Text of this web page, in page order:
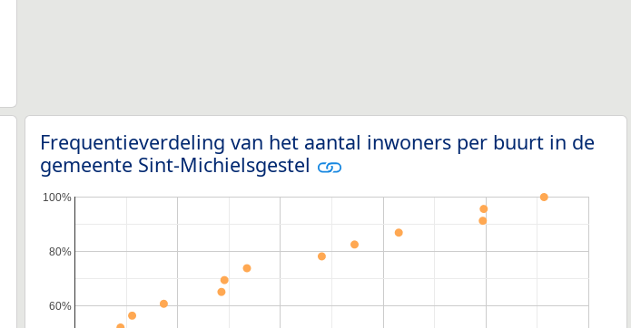
Frequentieverdeling van het aantal inwoners per buurt in de
gemeente Sint-Michielsgestel
60%
80%
100%